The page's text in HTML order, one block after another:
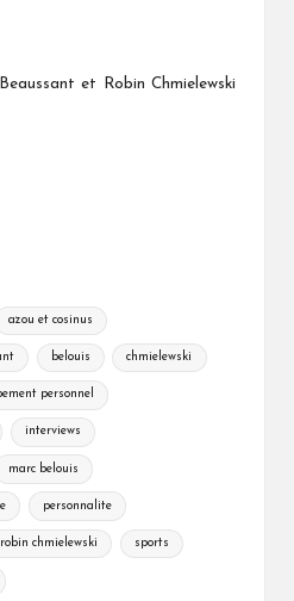
et Robin Chmielewski
azou et cosinus
belouis chmielewski
personnel
interviews
marc belouis
personnalite
robin chmielewski sports